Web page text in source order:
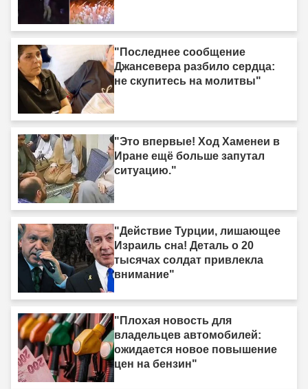
"Последнее сообщение
Джансевера разбило сердца:
не скупитесь на молитвы"
"Это впервые! Ход Хаменеи в
Иране ещё больше запутал
ситуацию."
"Действие Турции, лишающее
Израиль сна! Деталь о 20
тысячах солдат привлекла
внимание"
"Плохая новость для
владельцев автомобилей:
ожидается новое повышение
цен на бензин"